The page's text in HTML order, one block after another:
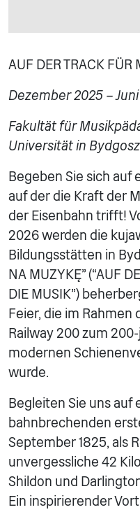
AUF DER TRACK FÜR
Dezember 2025 –
Fakultät für
Universität in
Begeben Sie sich auf
auf der die Kraft der
der Eisenbahn trifft!
2026 werden die
Bildungsstätten in
NA MUZYKĘ” (“AUF
DIE MUSIK”)
Feier, die im
Railway 200 zum
modernen
wurde.
Begleiten Sie uns auf
bahnbrechenden
September 1825, als
unvergessliche 42
Shildon und
Ein inspirierender